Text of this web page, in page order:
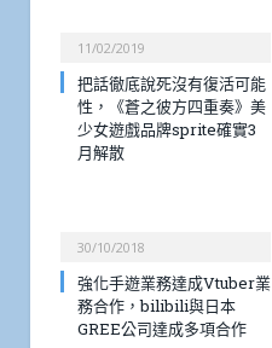
11/02/2019
把話徹底說死沒有復活可能
性，《蒼之彼方四重奏》美
少女遊戲品牌sprite確實3
月解散
30/10/2018
強化手遊業務達成Vtuber業
務合作，bilibili與日本
GREE公司達成多項合作